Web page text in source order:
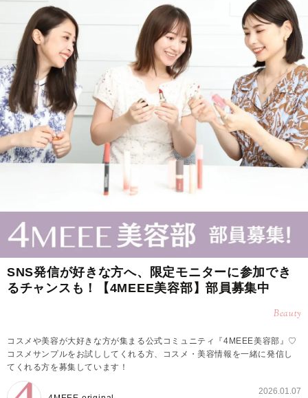
SNS発信が好きな方へ、限定モニターに参加でき
るチャンスも！【4MEEE美容部】部員募集中
Beauty
コスメや美容が大好きな方が集まる公式コミュニティ『4MEEE美容部』♡
コスメサンプルをお試ししてくれる方、コスメ・美容情報を一緒に発信し
てくれる方を募集しています！
2026.01.07